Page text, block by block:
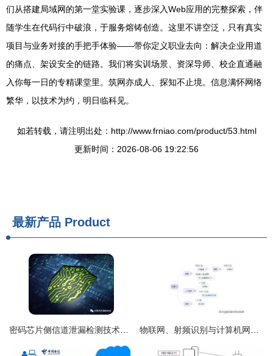
们从搭建局域网的第一堂实验课，逐步深入Web应用的完整探索，伴
随学生在代码行中破浪，于服务熔铸创造。这里不讲空泛，只有真实
项目与业务对接的手把手体验——带你定义职业去向：解决企业用道
的痛点、架设安全的链路。我们将实训场景、资深导师、校企直通融
入你每一日的专精课堂里。筑网亦成人、探知不止境。信息满怀网络
繁华，以技术为约，明日临科见。
如若转载，请注明出处：http://www.frniao.com/product/53.html
更新时间：2026-08-06 19:22:56
最新产品 Product
密码芯片侧信道泄漏检测技术研究与分析 物联网、射频识别与计算机网络技术 龙头力量如何突破？